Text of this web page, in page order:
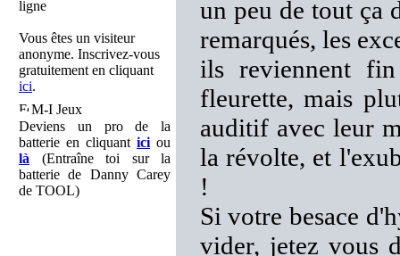
ligne
Vous êtes un visiteur
anonyme. Inscrivez-vous
gratuitement en cliquant
ici.
M-I Jeux
Deviens un pro de la
batterie en cliquant ici ou
là (Entraîne toi sur la
batterie de Danny Carey
de TOOL)
un peu de tout ça
remarqués, les
ils reviennent
fleurette, mais
auditif avec leur
la révolte, et
!
Si votre besace
vider, jetez vous